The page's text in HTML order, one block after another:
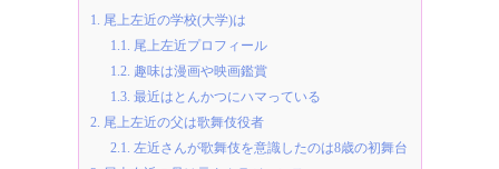
1. 尾上左近の学校(大学)は
1.1. 尾上左近プロフィール
1.2. 趣味は漫画や映画鑑賞
1.3. 最近はとんかつにハマっている
2. 尾上左近の父は歌舞伎役者
2.1. 左近さんが歌舞伎を意識したのは8歳の初舞台